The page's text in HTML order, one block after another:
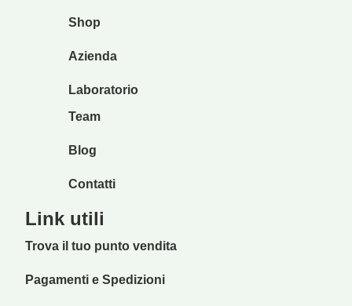
Shop
Azienda
Laboratorio
Team
Blog
Contatti
Link utili
Trova il tuo punto vendita
Pagamenti e Spedizioni